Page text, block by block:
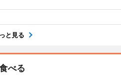
と見る
べる